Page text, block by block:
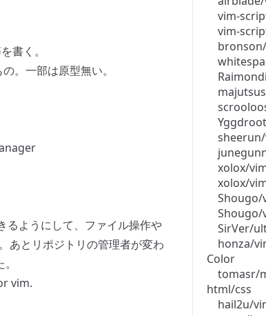
vim-
vim-
xolox/
xolox/
Shougo/
Shougo/
SirVer/
honza/
Color
tomasr/
html/css
hail2u/
書く。
。一部は原型無い。
るようにして、ファイル操作や
あとリポジトリの管理者が変わ
vim.